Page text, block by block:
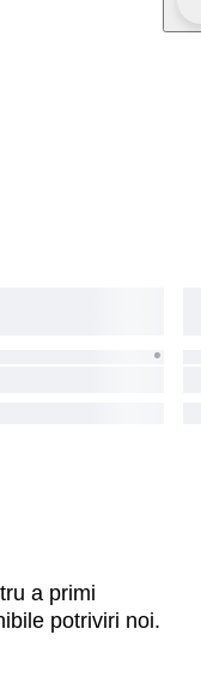
a primi
potriviri noi.